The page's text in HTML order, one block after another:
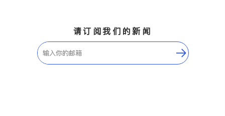
请订阅我们的新闻